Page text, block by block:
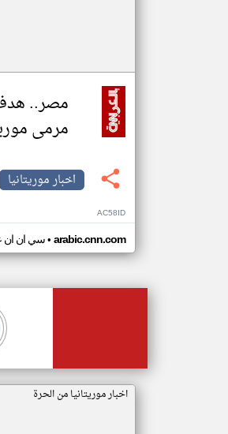
مصر..
مرمى
اخبار موريتانيا
AC58ID
سي ان ان• arabic.cnn.com
اخبار موريتانيا من الحرة